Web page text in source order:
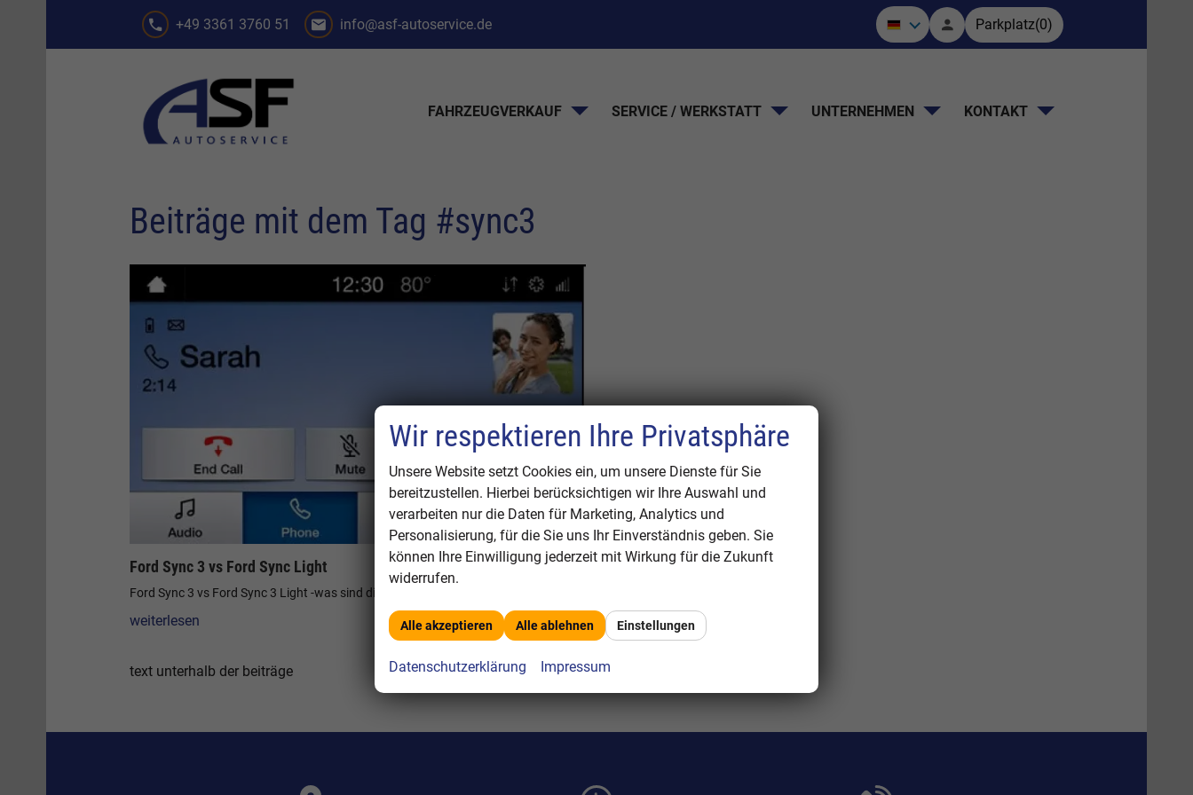
+49 3361 3760 51 info@asf-autoservice.de Parkplatz(0)
FAHRZEUGVERKAUF SERVICE / WERKSTATT UNTERNEHMEN KONTAKT
Beiträge mit dem Tag #sync3
Ford Sync 3 vs Ford Sync Light
Ford Sync 3 vs Ford Sync 3 Light -was sind die Unterschiede?
weiterlesen
text unterhalb der beiträge
Wir respektieren Ihre Privatsphäre
Unsere Website setzt Cookies ein, um unsere Dienste für Sie
bereitzustellen. Hierbei berücksichtigen wir Ihre Auswahl und
verarbeiten nur die Daten für Marketing, Analytics und
Personalisierung, für die Sie uns Ihr Einverständnis geben. Sie
können Ihre Einwilligung jederzeit mit Wirkung für die Zukunft
widerrufen.
Alle akzeptieren Alle ablehnen Einstellungen
Datenschutzerklärung Impressum